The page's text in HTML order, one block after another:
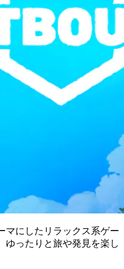
マにしたリラックス系ゲー
ゆったりと旅や発見を楽し